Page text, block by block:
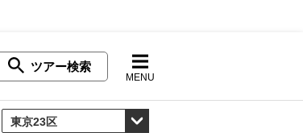
ツアー検索
MENU